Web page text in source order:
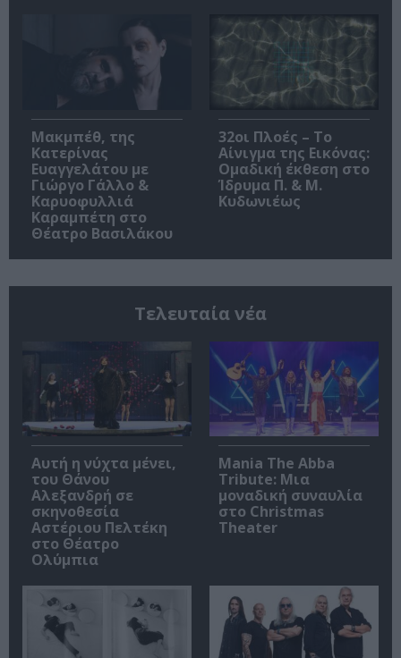
Μακμπέθ, της
Κατερίνας
Ευαγγελάτου με
Γιώργο Γάλλο &
Καρυοφυλλιά
Καραμπέτη στο
Θέατρο Βασιλάκου
32οι Πλοές – Το
Αίνιγμα της Εικόνας:
Ομαδική έκθεση στο
Ίδρυμα Π. & Μ.
Κυδωνιέως
Τελευταία νέα
Αυτή η νύχτα μένει,
του Θάνου
Αλεξανδρή σε
σκηνοθεσία
Αστέριου Πελτέκη
στο Θέατρο
Ολύμπια
Mania The Abba
Tribute: Μια
μοναδική συναυλία
στο Christmas
Theater